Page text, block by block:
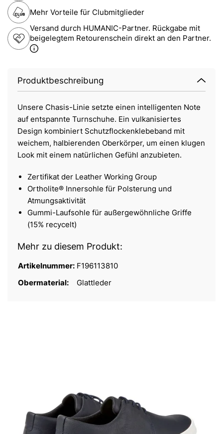
Mehr Vorteile für Clubmitglieder
Versand durch HUMANIC-Partner. Rückgabe mit
beigelegtem Retourenschein direkt an den Partner.
Produktbeschreibung
Unsere Chasis-Linie setzte einen intelligenten Note
auf entspannte Turnschuhe. Ein vulkanisiertes
Design kombiniert Schutzflockenklebeband mit
weichem, halbierenden Oberkörper, um einen klugen
Look mit einem natürlichen Gefühl anzubieten.
Zertifikat der Leather Working Group
Ortholite® Innersohle für Polsterung und
Atmungsaktivität
Gummi-Laufsohle für außergewöhnliche Griffe
(15% recycelt)
Mehr zu diesem Produkt:
Artikelnummer: F196113810
Obermaterial:
Glattleder